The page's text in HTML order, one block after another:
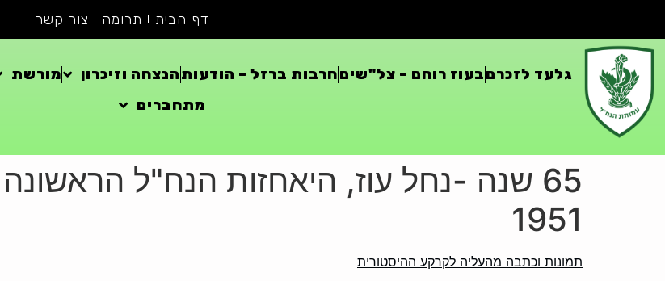
דף הבית תרומה צור קשר
גלעד לזכרםבעוז רוחם – צל"שיםחרבות ברזל – הודעותהנצחה וזיכרון מורשת
מתחברים
65 שנה -נחל עוז, היאחזות הנח"ל
1951
תמונות וכתבה מהעליה לקרקע ההיסטורית